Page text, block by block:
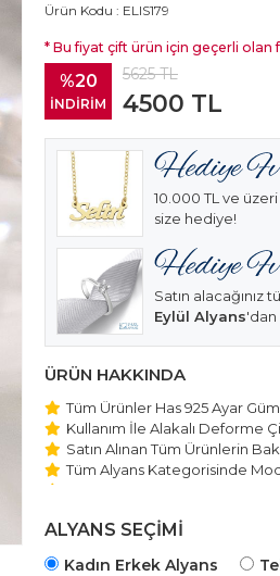
Ürün Kodu : ELIS179
* Bu fiyat çift ürün için geçerli olan
%20
İNDİRİM
5625TL
4500 TL
10.000 TL ve
size hediye!
Satın alacağınız
Eylül Alyans'dan
ÜRÜN HAKKINDA
Tüm Ürünler Has 925 Ayar
Kullanım İle Alakalı Deforme
Satın Alınan Tüm Ürünlerin
Tüm Alyans Kategorisinde
Beştaş Tektaş Kolye ve
ALYANS SEÇİMİ
Kadın Erkek Alyans